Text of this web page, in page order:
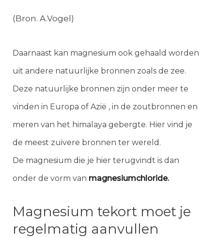
(Bron. A.Vogel)
Daarnaast kan magnesium ook gehaald worden
uit andere natuurlijke bronnen zoals de zee.
Deze natuurlijke bronnen zijn onder meer te
vinden in Europa of Azië , in de zoutbronnen en
meren van het himalaya gebergte. Hier vind je
de meest zuivere bronnen ter wereld.
De magnesium die je hier terugvindt is dan
onder de vorm van magnesiumchloride.
Magnesium tekort moet je
regelmatig aanvullen